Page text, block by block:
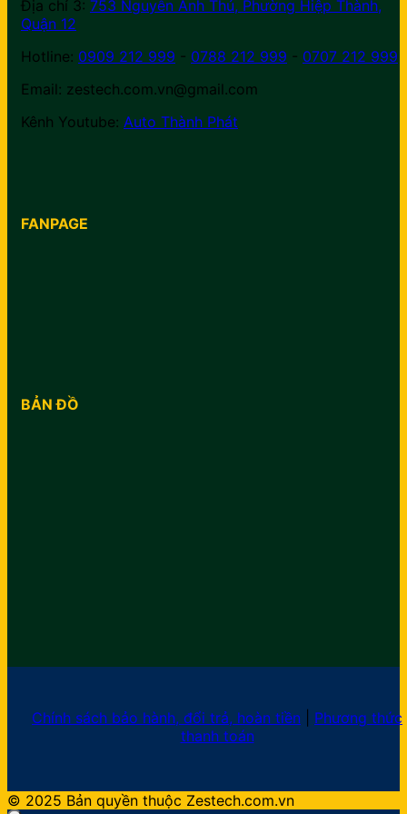
Địa chỉ 3: 753 Nguyễn Ảnh Thủ, Phường Hiệp Thành,
Quận 12
Hotline: 0909 212 999 - 0788 212 999 - 0707 212 999
Email: zestech.com.vn@gmail.com
Kênh Youtube: Auto Thành Phát
FANPAGE
BẢN ĐỒ
Chính sách bảo hành, đổi trả, hoàn tiền
Phương thức
thanh toán
© 2025 Bản quyền thuộc Zestech.com.vn